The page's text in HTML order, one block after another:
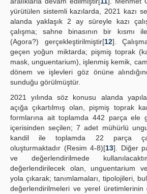
yürütülen sistemli kazılarda, 2021 kazı
alanda yaklaşık 2 ay süreyle kazı
çalışma; sahne binasının bir kısmı
(Agora?) gerçekleştirilmiştir[12].
geçen yoğun miktarda; pişmiş toprak
mask, unguentarium), işlenmiş kemik,
dönem ve işlevleri göz önüne
sunduğu görülmüştür.
2021 yılında söz konusu alanda
açığa çıkartılmış olan, pişmiş toprak
formlarına ait toplamda 442 parça ele
içerisinden seçilen; 7 adet mühürlü
kandil ile toplamda 22 parça
oluşturmaktadır (Resim 4-8)[13]. Diğer
ve değerlendirilmede
değerlendirilecek olan, unguentarium
yola çıkarak; tanımlamaları, tipolojileri,
değerlendirilmeleri ve yerel üretimlerinin